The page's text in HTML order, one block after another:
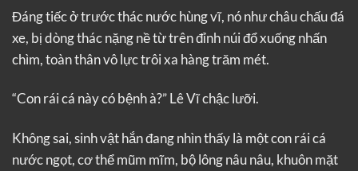
Đáng tiếc ở trước thác nước hùng vĩ, nó như châu chấu đá
xe, bị dòng thác nặng nề từ trên đỉnh núi đổ xuống nhấn
chìm, toàn thân vô lực trôi xa hàng trăm mét.
“Con rái cá này có bệnh à?” Lê Vĩ chậc lưỡi.
Không sai, sinh vật hắn đang nhìn thấy là một con rái cá
nước ngọt, cơ thể mũm mĩm, bộ lông nâu nâu, khuôn mặt